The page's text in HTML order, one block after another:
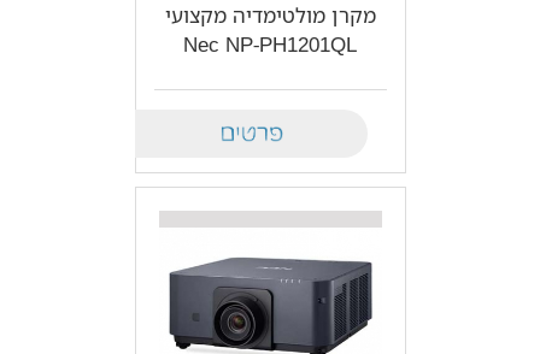
מקרן מולטימדיה מקצועי
Nec NP-PH1201QL